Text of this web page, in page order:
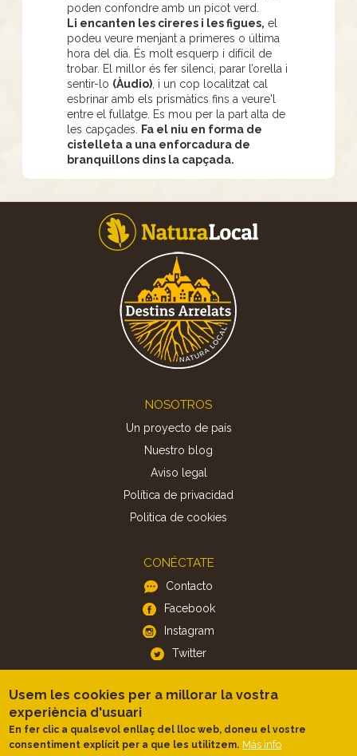
poden confondre amb un picot verd.
Li encanten les cireres i les figues, el
podeu veure menjant a primeres o última
hora del dia. És molt esquerp i difícil de
trobar. El millor és fer silenci, parar l’orella i
sentir-lo (Àudio) , i un cop localitzat cal
esbrinar amb els prismàtics fins a veure'l
entre el fullatge. Es mou per la part alta de
les capçades.
Fa el niu en forma de
cistelleta a una enforcadura de
branquillons dins la capçada.
NOSOTROS
Un proyecto de país
Nuestro blog
Aviso legal
Política de privacidad
Politica de cookies
CONÉCTATE
Contacto
Facebook
Instagram
Twitter
APP
Android
Usem les cookies per a millorar la vostra
experiència d'usuari
En fer clic a qualsevol enllaç del lloc web, doneu el vostre
consentiment explícit per a que les utilitzem. Más info